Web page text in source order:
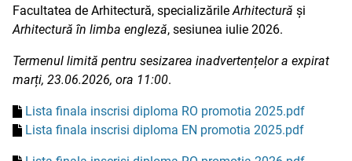
Facultatea de Arhitectură, specializărileArhitectură și
Arhitectură în limba engleză, sesiunea iulie 2026.
Termenul limită pentru sesizarea inadvertențelor a expirat
marți, 23.06.2026, ora 11:00.
Lista finala inscrisi diploma RO promotia 2025.pdf
Lista finala inscrisi diploma EN promotia 2025.pdf